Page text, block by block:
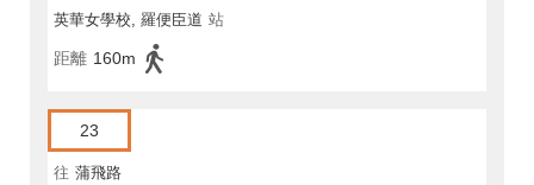
英華女學校, 羅便臣道 站
距離 160m
23
往 蒲飛路